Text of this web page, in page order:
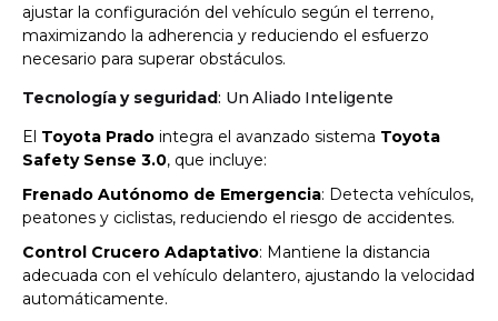
ajustar la configuración del vehículo según el terreno,
maximizando la adherencia y reduciendo el esfuerzo
necesario para superar obstáculos.
Tecnología y seguridad: Un Aliado Inteligente
El Toyota Prado integra el avanzado sistema Toyota
Safety Sense 3.0, que incluye:
Frenado Autónomo de Emergencia: Detecta vehículos,
peatones y ciclistas, reduciendo el riesgo de accidentes.
Control Crucero Adaptativo: Mantiene la distancia
adecuada con el vehículo delantero, ajustando la velocidad
automáticamente.